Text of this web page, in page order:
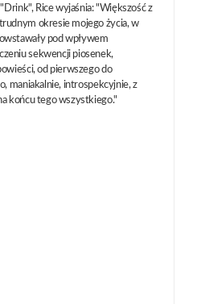
Rice wyjaśnia: "Większość z
okresie mojego życia, w
pod wpływem
sekwencji piosenek,
od pierwszego do
maniakalnie, introspekcyjnie, z
końcu tego wszystkiego."